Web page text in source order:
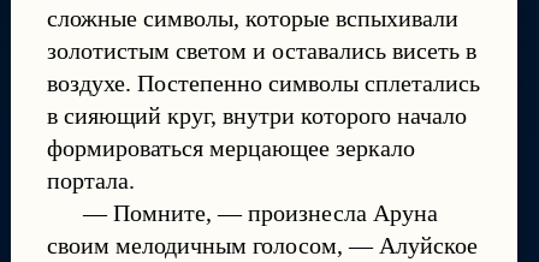
сложные символы, которые вспыхивали
золотистым светом и оставались висеть в
воздухе. Постепенно символы сплетались
в сияющий круг, внутри которого начало
формироваться мерцающее зеркало
портала.
— Помните, — произнесла Аруна
своим мелодичным голосом, — Алуйское